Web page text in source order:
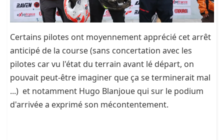
Certains pilotes ont moyennement apprécié cet arrêt
anticipé de la course (sans concertation avec les
pilotes car vu l'état du terrain avant lé départ, on
pouvait peut-être imaginer que ça se terminerait mal
...) et notamment Hugo Blanjoue qui sur le podium
d'arrivée a exprimé son mécontentement.